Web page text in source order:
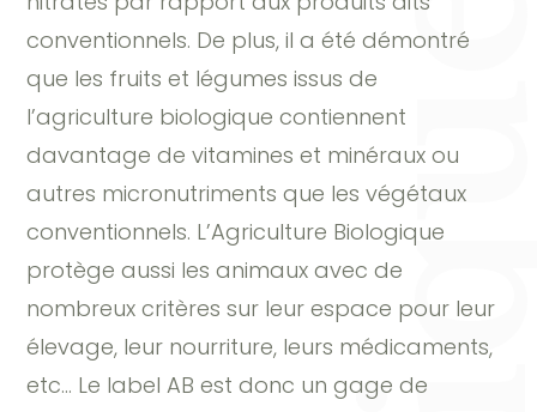
conventionnels. De plus, il a été démontré
que les fruits et légumes issus de
l’agriculture biologique contiennent
davantage de vitamines et minéraux ou
autres micronutriments que les végétaux
conventionnels. L’Agriculture Biologique
protège aussi les animaux avec de
nombreux critères sur leur espace pour leur
élevage, leur nourriture, leurs médicaments,
etc… Le label AB est donc un gage de